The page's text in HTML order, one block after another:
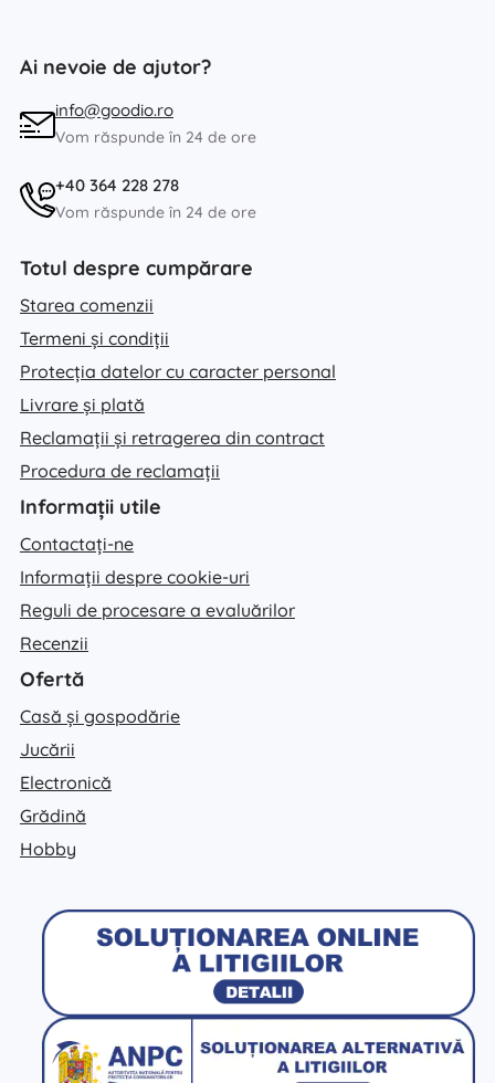
Ai nevoie de ajutor?
info@goodio.ro
Vom răspunde în 24 de ore
+40 364 228 278
Vom răspunde în 24 de ore
Totul despre cumpărare
Starea comenzii
Termeni și condiții
Protecția datelor cu caracter personal
Livrare și plată
Reclamații și retragerea din contract
Procedura de reclamații
Informații utile
Contactați-ne
Informații despre cookie-uri
Reguli de procesare a evaluărilor
Recenzii
Ofertă
Casă și gospodărie
Jucării
Electronică
Grădină
Hobby